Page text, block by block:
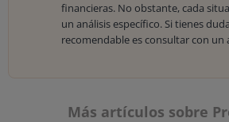
financieras. No obstante, cada
un análisis específico. Si tienes
recomendable es consultar con un
Más artículos sobre